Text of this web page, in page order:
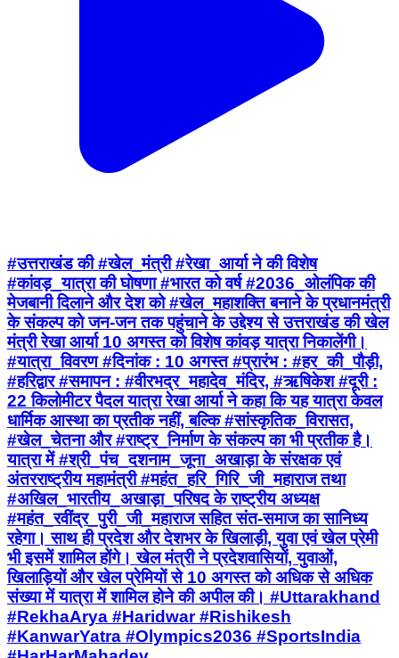
#उत्तराखंड की #खेल_मंत्री #रेखा_आर्या ने की विशेष
#कांवड़_यात्रा की घोषणा #भारत को वर्ष #2036_ओलंपिक की
मेजबानी दिलाने और देश को #खेल_महाशक्ति बनाने के प्रधानमंत्री
के संकल्प को जन-जन तक पहुंचाने के उद्देश्य से उत्तराखंड की खेल
मंत्री रेखा आर्या 10 अगस्त को विशेष कांवड़ यात्रा निकालेंगी।
#यात्रा_विवरण #दिनांक : 10 अगस्त #प्रारंभ : #हर_की_पौड़ी,
#हरिद्वार #समापन : #वीरभद्र_महादेव_मंदिर, #ऋषिकेश #दूरी :
22 किलोमीटर पैदल यात्रा रेखा आर्या ने कहा कि यह यात्रा केवल
धार्मिक आस्था का प्रतीक नहीं, बल्कि #सांस्कृतिक_विरासत,
#खेल_चेतना और #राष्ट्र_निर्माण के संकल्प का भी प्रतीक है।
यात्रा में #श्री_पंच_दशनाम_जूना_अखाड़ा के संरक्षक एवं
अंतरराष्ट्रीय महामंत्री #महंत_हरि_गिरि_जी_महाराज तथा
#अखिल_भारतीय_अखाड़ा_परिषद के राष्ट्रीय अध्यक्ष
#महंत_रवींद्र_पुरी_जी_महाराज सहित संत-समाज का सानिध्य
रहेगा। साथ ही प्रदेश और देशभर के खिलाड़ी, युवा एवं खेल प्रेमी
भी इसमें शामिल होंगे। खेल मंत्री ने प्रदेशवासियों, युवाओं,
खिलाड़ियों और खेल प्रेमियों से 10 अगस्त को अधिक से अधिक
संख्या में यात्रा में शामिल होने की अपील की। #Uttarakhand
#RekhaArya #Haridwar #Rishikesh
#KanwarYatra #Olympics2036 #SportsIndia